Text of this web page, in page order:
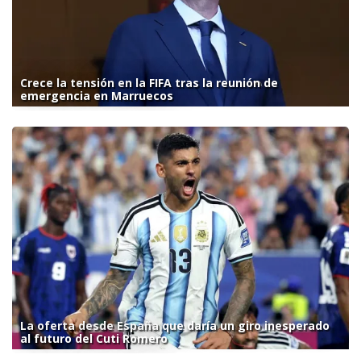
Crece la tensión en la FIFA tras la reunión de
emergencia en Marruecos
La oferta desde España que daría un giro inesperado
al futuro del Cuti Romero